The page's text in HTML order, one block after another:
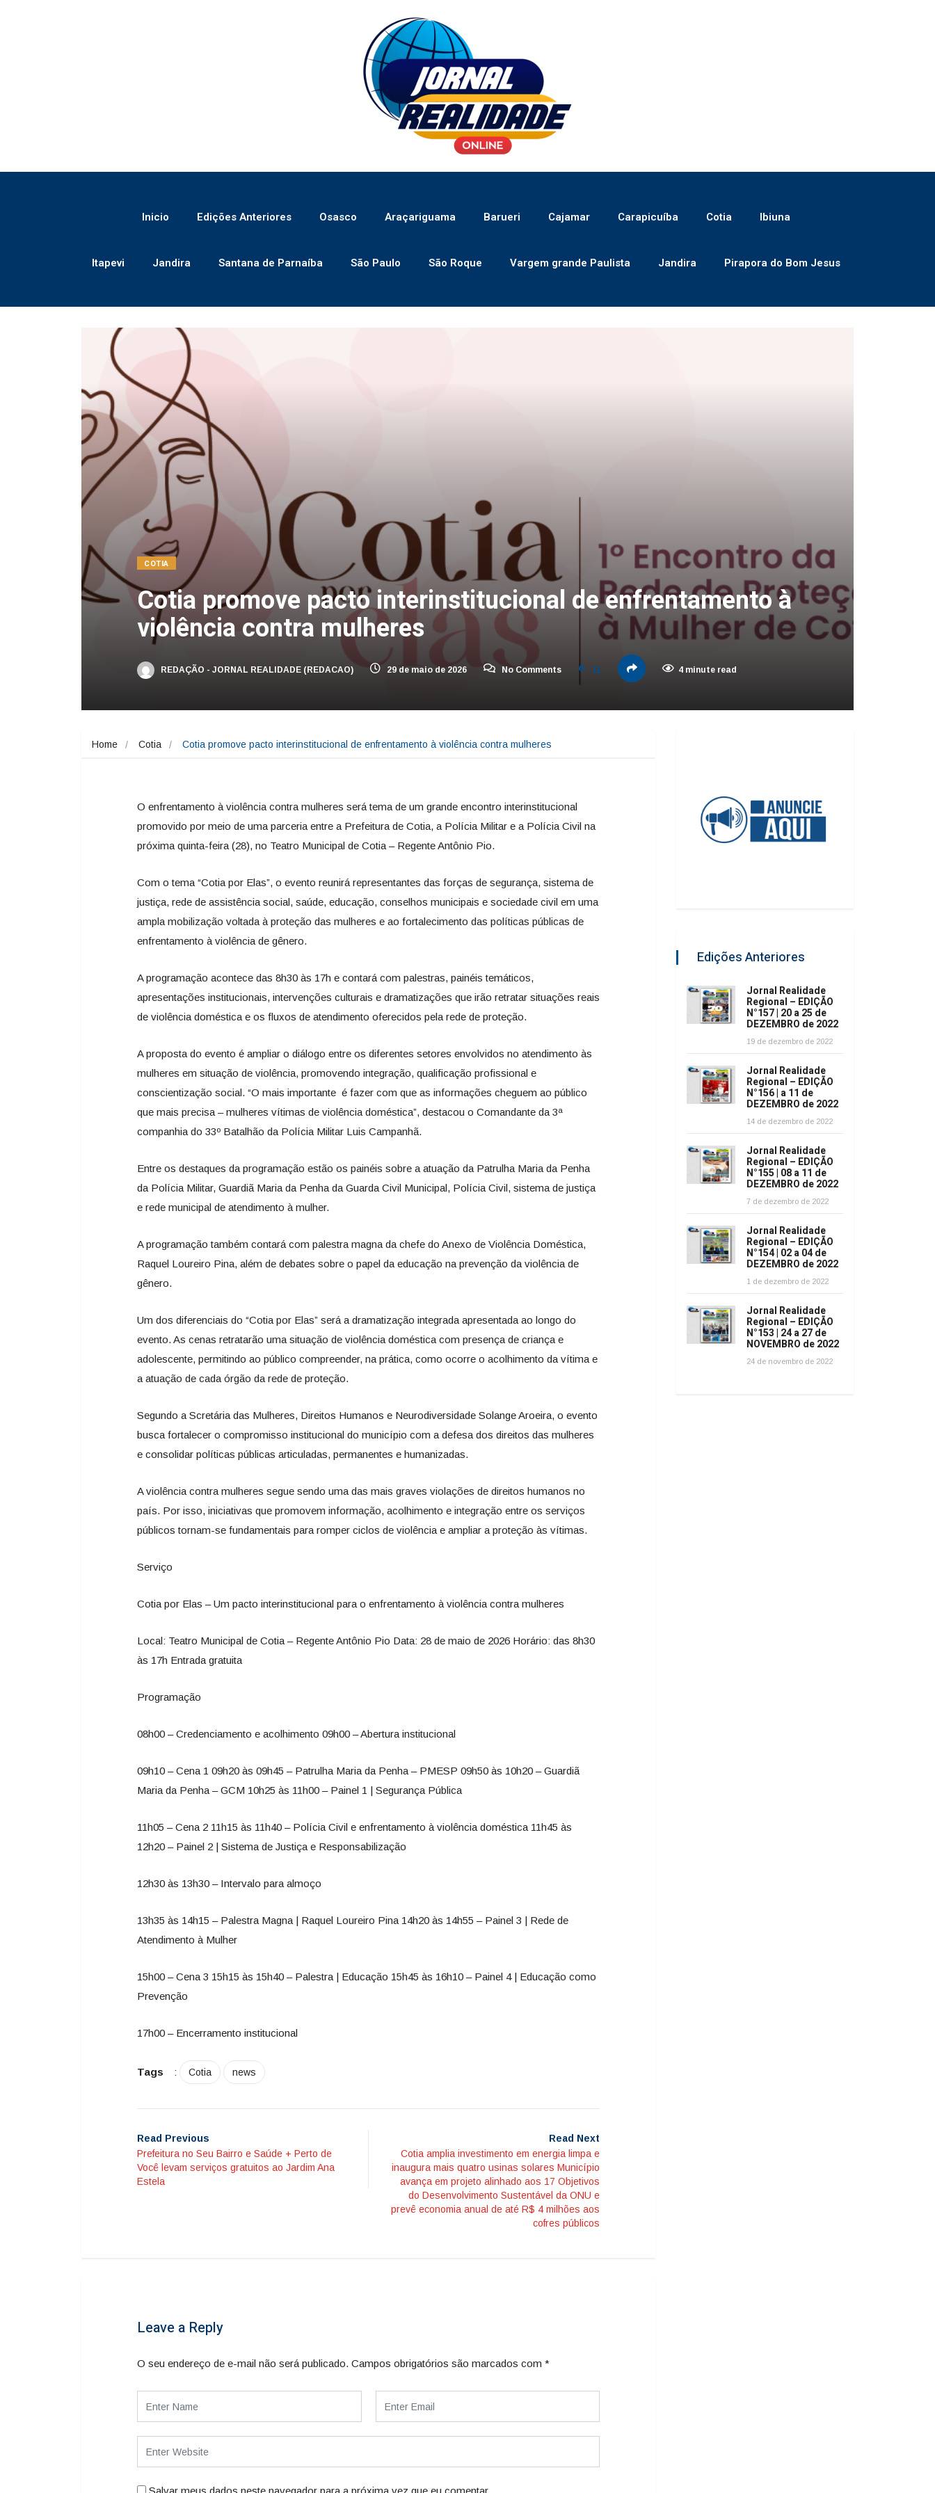
Inicio Edições Anteriores Osasco Araçariguama Barueri Cajamar Carapicuíba Cotia Ibiuna
Itapevi Jandira Santana de Parnaíba São Paulo São Roque Vargem grande Paulista Jandira Pirapora do Bom Jesus
COTIA
Cotia promove pacto interinstitucional de enfrentamento à
violência contra mulheres
REDAÇÃO - JORNAL REALIDADE (REDACAO) 29 de maio de 2026 No Comments 11 4 minute read
Home Cotia Cotia promove pacto interinstitucional de enfrentamento à violência contra mulheres
O enfrentamento à violência contra mulheres será tema de um grande encontro interinstitucional
promovido por meio de uma parceria entre a Prefeitura de Cotia, a Polícia Militar e a Polícia Civil na
próxima quinta-feira (28), no Teatro Municipal de Cotia – Regente Antônio Pio.
Com o tema “Cotia por Elas”, o evento reunirá representantes das forças de segurança, sistema de
justiça, rede de assistência social, saúde, educação, conselhos municipais e sociedade civil em uma
ampla mobilização voltada à proteção das mulheres e ao fortalecimento das políticas públicas de
enfrentamento à violência de gênero.
A programação acontece das 8h30 às 17h e contará com palestras, painéis temáticos,
apresentações institucionais, intervenções culturais e dramatizações que irão retratar situações reais
de violência doméstica e os fluxos de atendimento oferecidos pela rede de proteção.
A proposta do evento é ampliar o diálogo entre os diferentes setores envolvidos no atendimento às
mulheres em situação de violência, promovendo integração, qualificação profissional e
conscientização social. “O mais importante é fazer com que as informações cheguem ao público
que mais precisa – mulheres vítimas de violência doméstica”, destacou o Comandante da 3ª
companhia do 33º Batalhão da Polícia Militar Luis Campanhã.
Entre os destaques da programação estão os painéis sobre a atuação da Patrulha Maria da Penha
da Polícia Militar, Guardiã Maria da Penha da Guarda Civil Municipal, Polícia Civil, sistema de justiça
e rede municipal de atendimento à mulher.
A programação também contará com palestra magna da chefe do Anexo de Violência Doméstica,
Raquel Loureiro Pina, além de debates sobre o papel da educação na prevenção da violência de
gênero.
Um dos diferenciais do “Cotia por Elas” será a dramatização integrada apresentada ao longo do
evento. As cenas retratarão uma situação de violência doméstica com presença de criança e
adolescente, permitindo ao público compreender, na prática, como ocorre o acolhimento da vítima e
a atuação de cada órgão da rede de proteção.
Segundo a Scretária das Mulheres, Direitos Humanos e Neurodiversidade Solange Aroeira, o evento
busca fortalecer o compromisso institucional do município com a defesa dos direitos das mulheres
e consolidar políticas públicas articuladas, permanentes e humanizadas.
A violência contra mulheres segue sendo uma das mais graves violações de direitos humanos no
país. Por isso, iniciativas que promovem informação, acolhimento e integração entre os serviços
públicos tornam-se fundamentais para romper ciclos de violência e ampliar a proteção às vítimas.
Serviço
Cotia por Elas – Um pacto interinstitucional para o enfrentamento à violência contra mulheres
Local: Teatro Municipal de Cotia – Regente Antônio Pio Data: 28 de maio de 2026 Horário: das 8h30
às 17h Entrada gratuita
Programação
08h00 – Credenciamento e acolhimento 09h00 – Abertura institucional
09h10 – Cena 1 09h20 às 09h45 – Patrulha Maria da Penha – PMESP 09h50 às 10h20 – Guardiã
Maria da Penha – GCM 10h25 às 11h00 – Painel 1 | Segurança Pública
11h05 – Cena 2 11h15 às 11h40 – Polícia Civil e enfrentamento à violência doméstica 11h45 às
12h20 – Painel 2 | Sistema de Justiça e Responsabilização
12h30 às 13h30 – Intervalo para almoço
13h35 às 14h15 – Palestra Magna | Raquel Loureiro Pina 14h20 às 14h55 – Painel 3 | Rede de
Atendimento à Mulher
15h00 – Cena 3 15h15 às 15h40 – Palestra | Educação 15h45 às 16h10 – Painel 4 | Educação como
Prevenção
17h00 – Encerramento institucional
Tags : Cotia news
Read Previous
Prefeitura no Seu Bairro e Saúde + Perto de
Você levam serviços gratuitos ao Jardim Ana
Estela
Read Next
Cotia amplia investimento em energia limpa e
inaugura mais quatro usinas solares Município
avança em projeto alinhado aos 17 Objetivos
do Desenvolvimento Sustentável da ONU e
prevê economia anual de até R$ 4 milhões aos
cofres públicos
Leave a Reply
O seu endereço de e-mail não será publicado. Campos obrigatórios são marcados com *
Salvar meus dados neste navegador para a próxima vez que eu comentar.
Edições Anteriores
Jornal Realidade
Regional – EDIÇÃO
N°157 | 20 a 25 de
DEZEMBRO de 2022
19 de dezembro de 2022
Jornal Realidade
Regional – EDIÇÃO
N°156 | a 11 de
DEZEMBRO de 2022
14 de dezembro de 2022
Jornal Realidade
Regional – EDIÇÃO
N°155 | 08 a 11 de
DEZEMBRO de 2022
7 de dezembro de 2022
Jornal Realidade
Regional – EDIÇÃO
N°154 | 02 a 04 de
DEZEMBRO de 2022
1 de dezembro de 2022
Jornal Realidade
Regional – EDIÇÃO
N°153 | 24 a 27 de
NOVEMBRO de 2022
24 de novembro de 2022